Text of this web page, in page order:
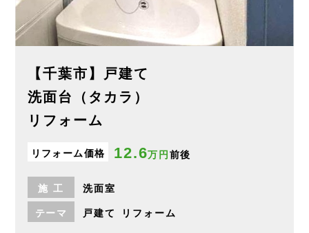
【千葉市】戸建て
洗面台（タカラ）
リフォーム
リフォーム価格 12.6万円 前後
施 工 洗面室
テーマ 戸建て リフォーム